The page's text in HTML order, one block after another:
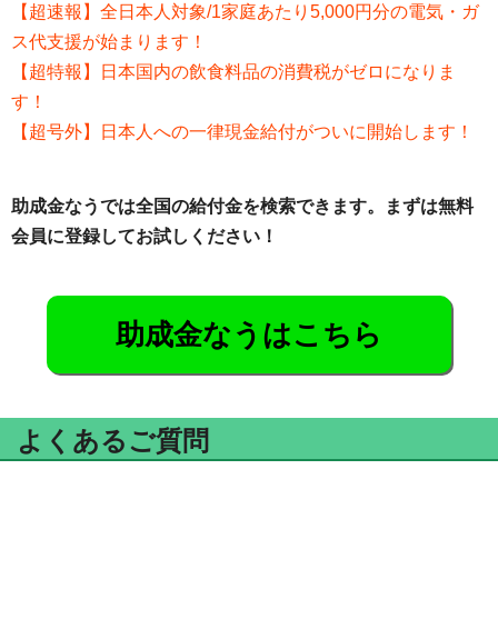
【超速報】全日本人対象/1家庭あたり5,000円分の電気・ガ
ス代支援が始まります！
【超特報】日本国内の飲食料品の消費税がゼロになりま
す！
【超号外】日本人への一律現金給付がついに開始します！
助成金なうでは全国の給付金を検索できます。まずは無料
会員に登録してお試しください！
助成金なうはこちら
よくあるご質問